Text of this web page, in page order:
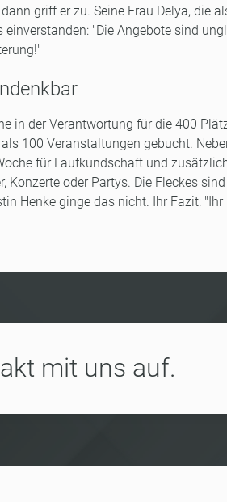
griff er zu. Seine Frau Delya, die
"Die Angebote sind
in der Verantwortung für die 400
100 Veranstaltungen gebucht.
für Laufkundschaft und
Konzerte oder Partys. Die Fleckes
Henke ginge das nicht. Ihr Fazit:
mit uns auf.